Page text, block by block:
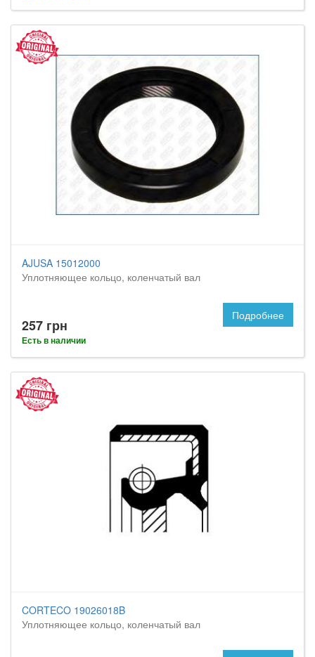
AJUSA 15012000
Уплотняющее кольцо, коленчатый вал
257 грн
Есть в наличии
Подробнее
CORTECO 19026018B
Уплотняющее кольцо, коленчатый вал